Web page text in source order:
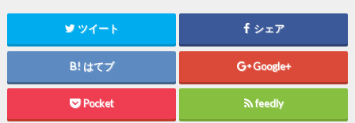
ツイート シェア
はてブ Google+
Pocket feedly